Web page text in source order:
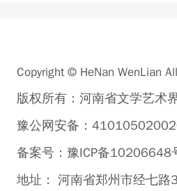
Copyright © HeNan WenLian
版权所有：河南省文学艺术
豫公网安备：
备案号：豫ICP备10206648
地址： 河南省郑州市经七路